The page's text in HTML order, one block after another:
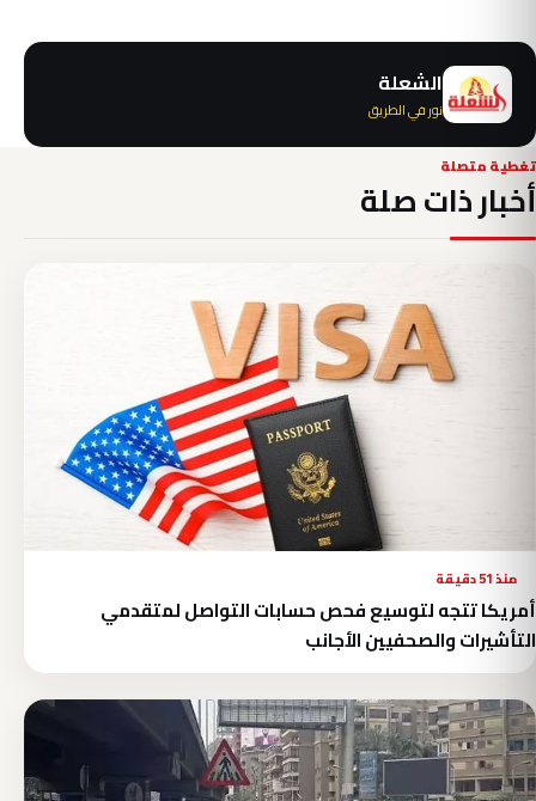
الشعلة
نور في الطريق
تغطية متصلة
أخبار ذات صلة
منذ 51 دقيقة
أمريكا تتجه لتوسيع فحص حسابات التواصل لمتقدمي
التأشيرات والصحفيين الأجانب